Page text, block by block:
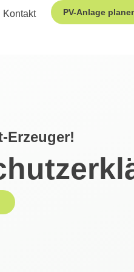
Kontakt PV-Anlage
Erzeuger!